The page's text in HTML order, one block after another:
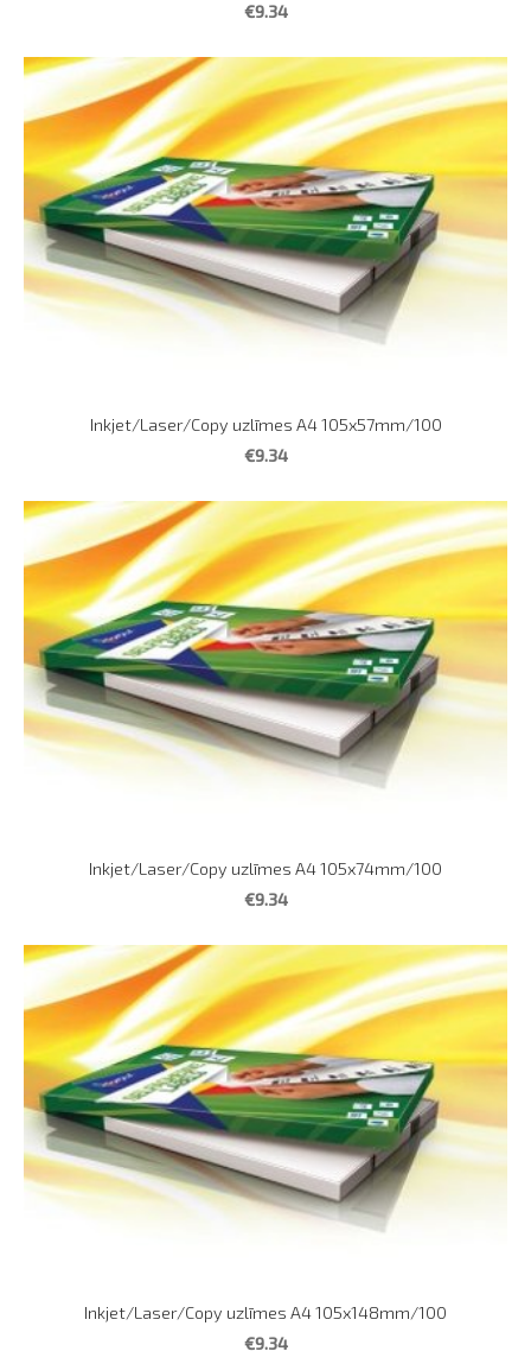
€9.34
Inkjet/Laser/Copy uzlīmes A4 105x57mm/100
€9.34
Inkjet/Laser/Copy uzlīmes A4 105x74mm/100
€9.34
Inkjet/Laser/Copy uzlīmes A4 105x148mm/100
€9.34